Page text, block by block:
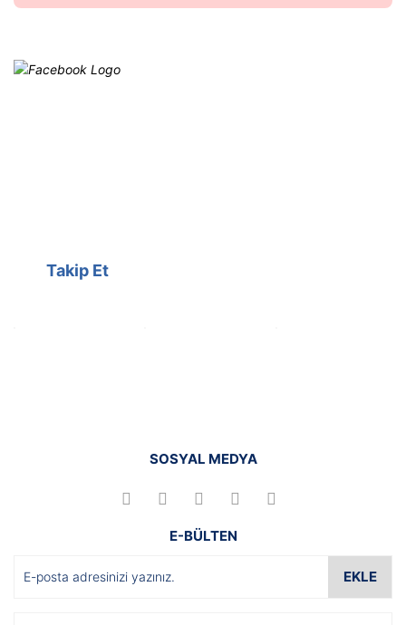
Takip Et
SOSYAL MEDYA
E-BÜLTEN
EKLE